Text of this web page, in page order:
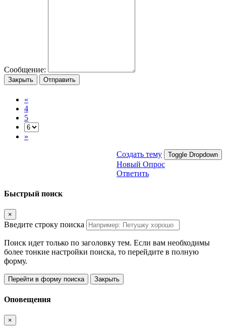
Сообщение:
Закрыть Отправить
«
4
5
»
Создать тему Toggle Dropdown
Новый Опрос
Ответить
Быстрый поиск
×
Введите строку поиска
Поиск идет только по заголовку тем. Если вам необходимы
более тонкие настройки поиска, то перейдите в полную
форму.
Перейти в форму поиска Закрыть
Оповещения
×